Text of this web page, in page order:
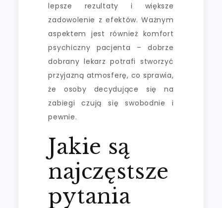
lepsze rezultaty i większe
zadowolenie z efektów. Ważnym
aspektem jest również komfort
psychiczny pacjenta – dobrze
dobrany lekarz potrafi stworzyć
przyjazną atmosferę, co sprawia,
że osoby decydujące się na
zabiegi czują się swobodnie i
pewnie.
Jakie są
najczęstsze
pytania